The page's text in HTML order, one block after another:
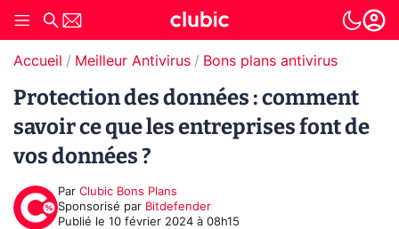
Accueil Meilleur Antivirus Bons plans antivirus
Protection des données : comment
savoir ce que les entreprises font de
vos données ?
Par Clubic Bons Plans
sponsorisé par Bitdefender
Publié le 10 février 2024 à 08h15